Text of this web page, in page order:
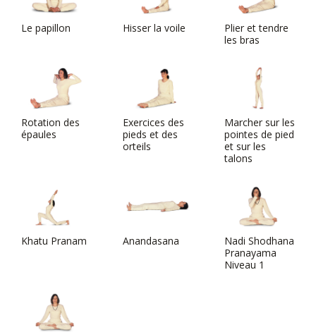
Le papillon Hisser la voile
Plier et tendre
les bras
Rotation des
épaules
Exercices des
pieds et des
orteils
Marcher sur les
pointes de pied
et sur les
talons
Khatu Pranam Anandasana
Nadi Shodhana
Pranayama
Niveau 1